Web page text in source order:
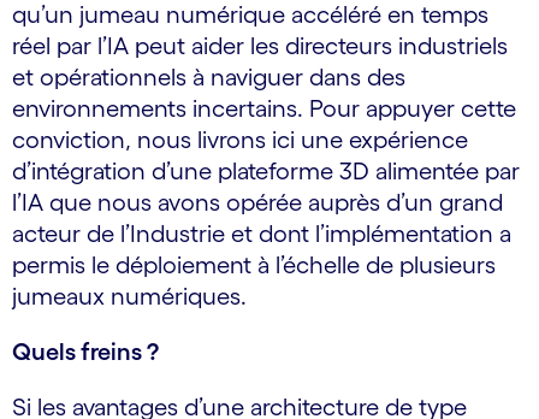
qu’un jumeau numérique accéléré en temps
réel par l’IA peut aider les directeurs industriels
et opérationnels à naviguer dans des
environnements incertains. Pour appuyer cette
conviction, nous livrons ici une expérience
d’intégration d’une plateforme 3D alimentée par
l’IA que nous avons opérée auprès d’un grand
acteur de l’Industrie et dont l’implémentation a
permis le déploiement à l’échelle de plusieurs
jumeaux numériques.
Quels freins ?
Si les avantages d’une architecture de type